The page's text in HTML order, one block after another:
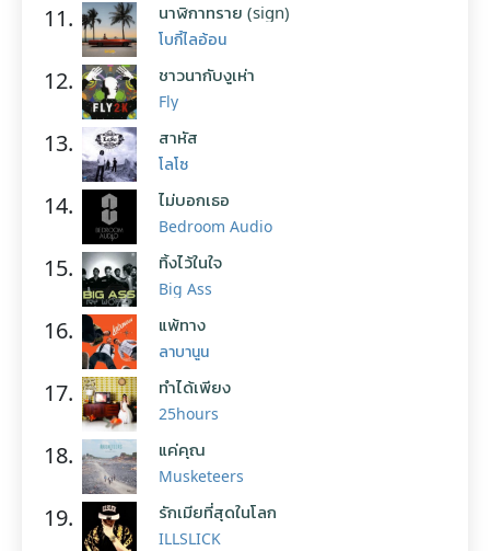
11. นาฬิกาทราย (sign)
โบกี้ไลอ้อน
12. ชาวนากับงูเห่า
Fly
13. สาหัส
โลโซ
14. ไม่บอกเธอ
Bedroom Audio
15. ทิ้งไว้ในใจ
Big Ass
16. แพ้ทาง
ลาบานูน
17. ทำได้เพียง
25hours
18. แค่คุณ
Musketeers
19. รักเมียที่สุดในโลก
ILLSLICK